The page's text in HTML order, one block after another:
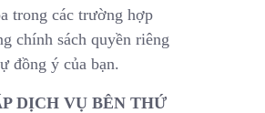
trong các trường hợp
chính sách quyền riêng
đồng ý của bạn.
DỊCH VỤ BÊN THỨ